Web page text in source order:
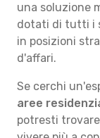
una soluzione
dotati di tutti i
in posizioni
d'affari.
Se cerchi
aree
potresti